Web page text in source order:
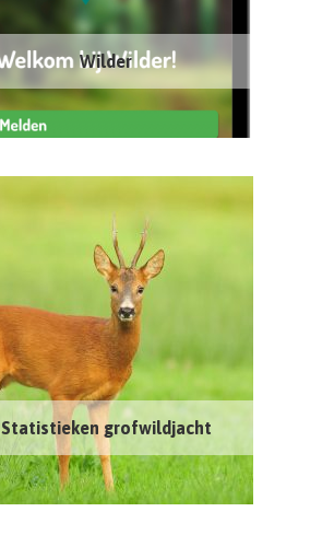
Wilder
Statistieken grofwildjacht